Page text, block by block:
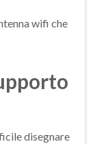
wifi che
disegnare